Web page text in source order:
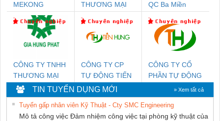
MEKONG
MARINE SUPPLY
THƯƠNG MẠI
NAM
QC Ba Miền
CÔNG TY TNHH
THƯƠNG MẠI
DỊCH VỤ KỸ
THUẬT ĐIỆN CƠ
GIA HƯNG PHÁT
CÔNG TY CP
TỰ ĐỘNG TIẾN
HƯNG
CÔNG TY CỔ
PHẦN TỰ ĐỘNG
TIẾN HƯNG
TIN TUYỂN DỤNG MỚI » Xem tất cả
Tuyển gấp nhân viên Kỹ Thuật - Cty SMC Engineering
Mô tả công việc Đảm nhiệm công việc tại phòng kỹ thuật của